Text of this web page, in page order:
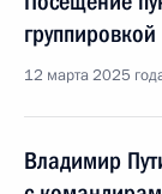
группировкой
12 марта 2025
Владимир